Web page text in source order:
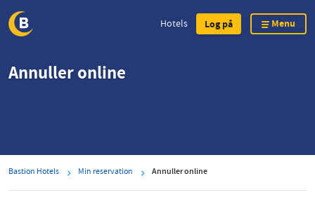
to
Hotels Log på Menu
Annuller online
Bastion Hotels Min reservation Annuller online